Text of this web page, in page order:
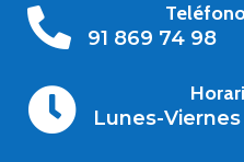

91 869 74 98

Lunes-Viernes